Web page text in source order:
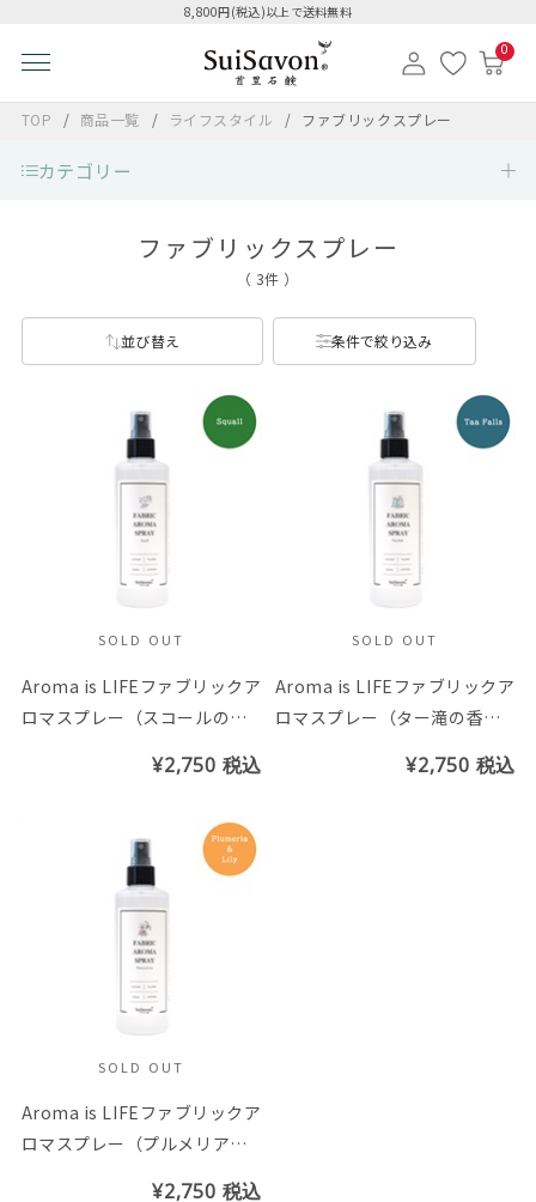
8,800円(税込)以上で送料無料
0
TOP 商品一覧 ライフスタイル ファブリックスプレー
カテゴリー
ファブリックスプレー
（ 3件 ）
並び替え 条件で絞り込み
SOLD OUT
Aroma is LIFEファブリックア
ロマスプレー（スコールの香
¥2,750 税込
SOLD OUT
Aroma is LIFEファブリックア
ロマスプレー（ター滝の香
¥2,750 税込
SOLD OUT
Aroma is LIFEファブリックア
ロマスプレー（プルメリア＆
¥2,750 税込